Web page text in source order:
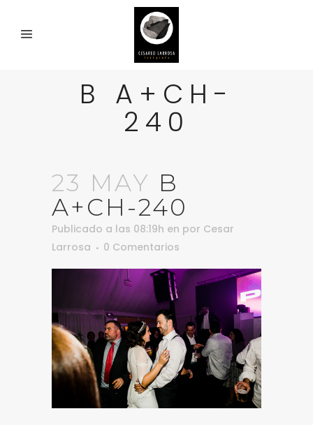
B A+CH-
240
23 MAY B
A+CH-240
Publicado a las 08:19h en por Cesar
Larrosa
0 Comentarios